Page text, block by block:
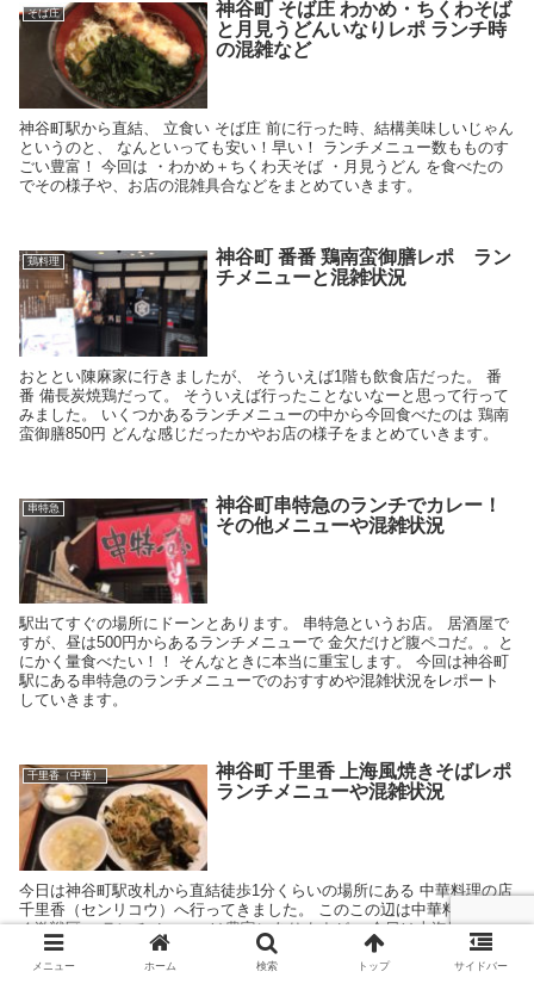
そば庄
神谷町 そば庄 わかめ・ちくわそば
と月見うどんいなりレポ ランチ時
の混雑など
神谷町駅から直結、 立食い そば庄 前に行った時、結構美味しいじゃん
というのと、 なんといっても安い！早い！ ランチメニュー数もものす
ごい豊富！ 今回は ・わかめ＋ちくわ天そば ・月見うどん を食べたの
でその様子や、お店の混雑具合などをまとめていきます。
鶏料理
神谷町 番番 鶏南蛮御膳レポ ラン
チメニューと混雑状況
おととい陳麻家に行きましたが、 そういえば1階も飲食店だった。 番
番 備長炭焼鶏だって。 そういえば行ったことないなーと思って行って
みました。 いくつかあるランチメニューの中から今回食べたのは 鶏南
蛮御膳850円 どんな感じだったかやお店の様子をまとめていきます。
串特急
神谷町串特急のランチでカレー！
その他メニューや混雑状況
駅出てすぐの場所にドーンとあります。 串特急というお店。 居酒屋で
すが、昼は500円からあるランチメニューで 金欠だけど腹ペコだ。。と
にかく量食べたい！！ そんなときに本当に重宝します。 今回は神谷町
駅にある串特急のランチメニューでのおすすめや混雑状況をレポート
していきます。
千里香（中華）
神谷町 千里香 上海風焼きそばレポ
ランチメニューや混雑状況
今日は神谷町駅改札から直結徒歩1分くらいの場所にある 中華料理の店
千里香（センリコウ）へ行ってきました。 このこの辺は中華料理が多
く激戦区。 ランチメニューは豊富にありますが、 今日は上海風焼きそ
ばにしてみたので、その様子をレポートしていきます。
メニュー ホーム 検索 トップ サイドバー